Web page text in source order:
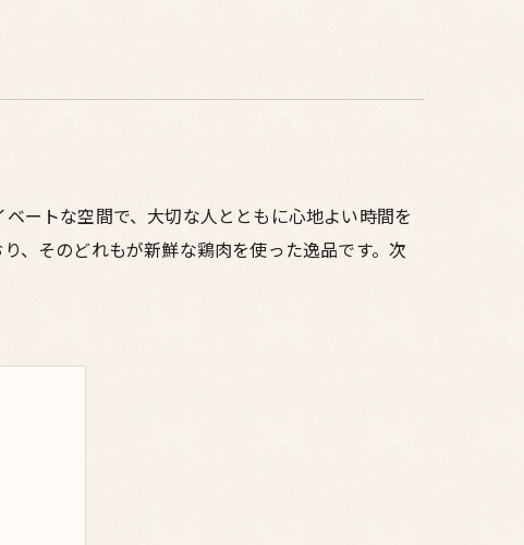
ートな空間で、大切な人とともに心地よい時間を
、そのどれもが新鮮な鶏肉を使った逸品です。次